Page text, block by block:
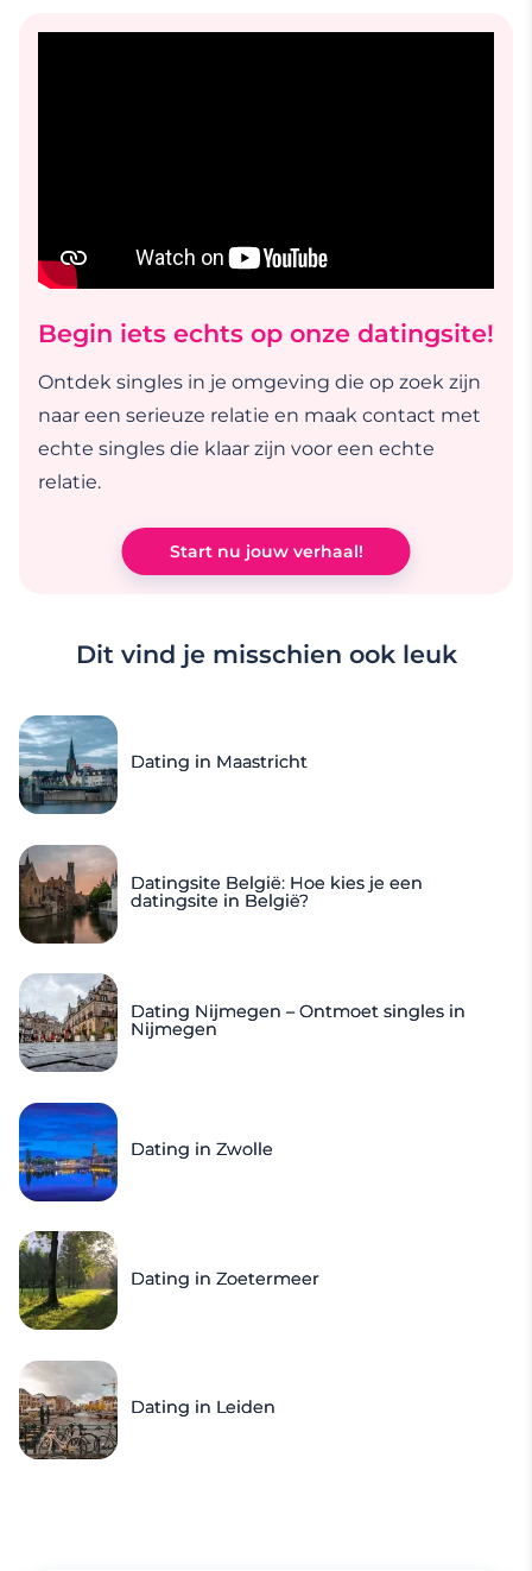
Begin iets echts op onze datingsite!
Ontdek singles in je omgeving die op zoek zijn
naar een serieuze relatie en maak contact met
echte singles die klaar zijn voor een echte
relatie.
Start nu jouw verhaal!
Dit vind je misschien ook leuk
Dating in Maastricht
Datingsite België: Hoe kies je een
datingsite in België?
Dating Nijmegen – Ontmoet singles in
Nijmegen
Dating in Zwolle
Dating in Zoetermeer
Dating in Leiden